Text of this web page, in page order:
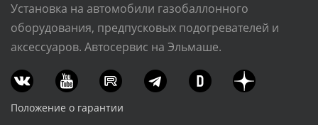
Установка на автомобили газобаллонного
оборудования, предпусковых подогревателей и
аксессуаров. Автосервис на Эльмаше.
Положение о гарантии